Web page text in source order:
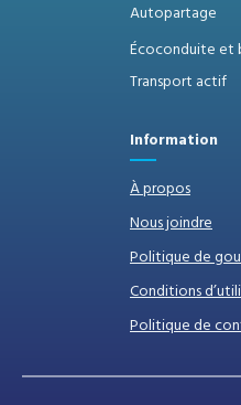
Autopartage
Écoconduite et
Transport actif
Information
À propos
Nous joindre
Politique de
Conditions
Politique de